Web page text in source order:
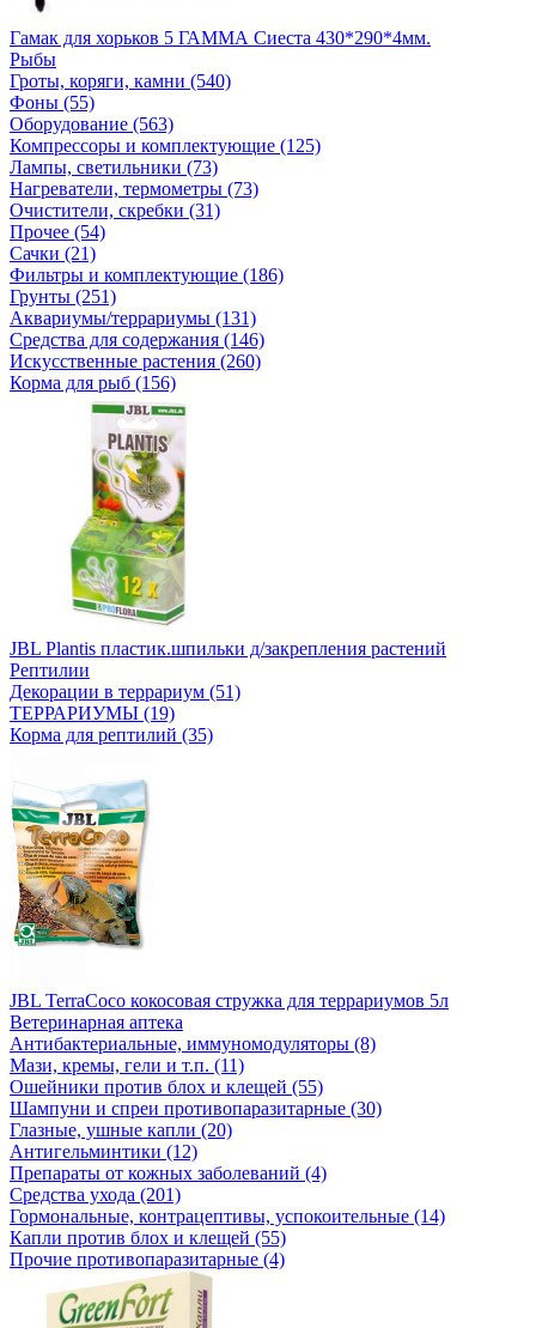
Гамак для хорьков 5 ГАММА Сиеста 430*290*4мм.
Рыбы
Гроты, коряги, камни (540)
Фоны (55)
Оборудование (563)
Компрессоры и комплектующие (125)
Лампы, светильники (73)
Нагреватели, термометры (73)
Очистители, скребки (31)
Прочее (54)
Сачки (21)
Фильтры и комплектующие (186)
Грунты (251)
Аквариумы/террариумы (131)
Средства для содержания (146)
Искусственные растения (260)
Корма для рыб (156)
JBL Plantis пластик.шпильки д/закрепления растений
Рептилии
Декорации в террариум (51)
ТЕРРАРИУМЫ (19)
Корма для рептилий (35)
JBL TerraCoco кокосовая стружка для террариумов 5л
Ветеринарная аптека
Антибактериальные, иммуномодуляторы (8)
Мази, кремы, гели и т.п. (11)
Ошейники против блох и клещей (55)
Шампуни и спреи противопаразитарные (30)
Глазные, ушные капли (20)
Антигельминтики (12)
Препараты от кожных заболеваний (4)
Средства ухода (201)
Гормональные, контрацептивы, успокоительные (14)
Капли против блох и клещей (55)
Прочие противопаразитарные (4)